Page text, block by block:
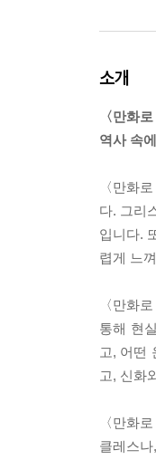
소개
〈만화
역사 속
〈만화
다. 그리
입니다.
렵게 느
〈만화
통해 현
고, 어떤
고, 신화
〈만화
클레스